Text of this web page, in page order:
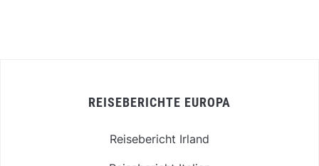
REISEBERICHTE EUROPA
Reisebericht Irland